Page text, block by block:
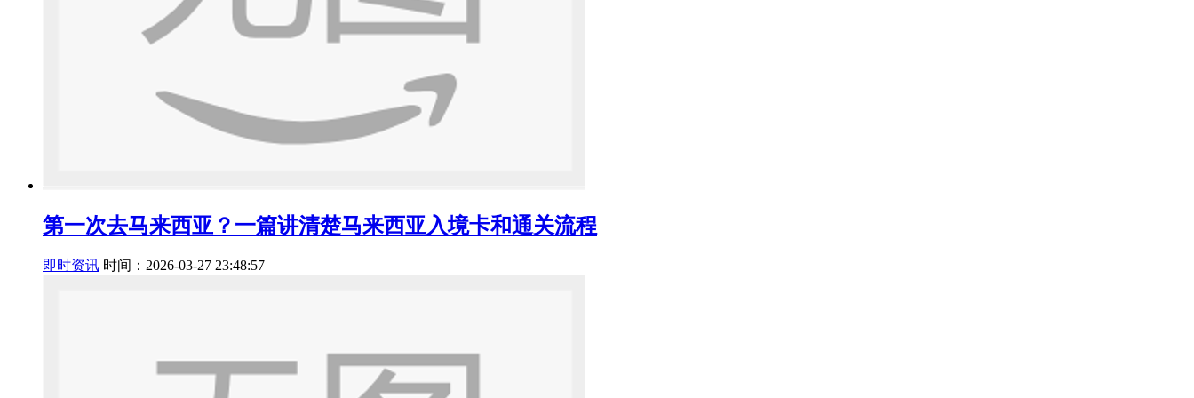
第一次去马来西亚？一篇讲清楚马来西亚入境卡和通关流程
即时资讯 时间：2026-03-27 23:48:57